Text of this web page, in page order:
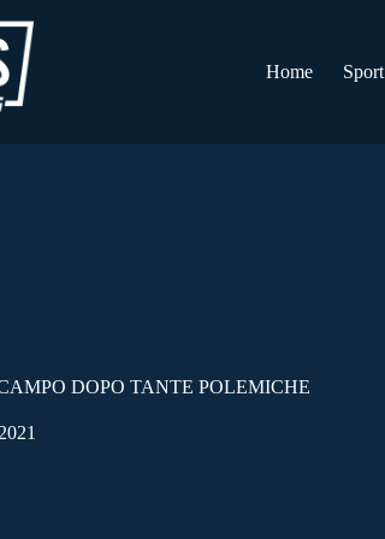
Home
Sport
DOPO TANTE POLEMICHE